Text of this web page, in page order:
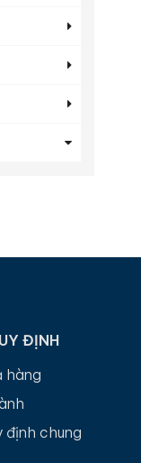
ĐỊNH
hàng
định chung